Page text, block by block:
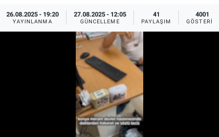
26.08.2025 - 19:20
YAYINLANMA
27.08.2025 - 12:05
GÜNCELLEME
41
PAYLAŞIM
4001
GÖSTERIM
Eğlence
Gerçeğin İzinde
Gün Başlıyor